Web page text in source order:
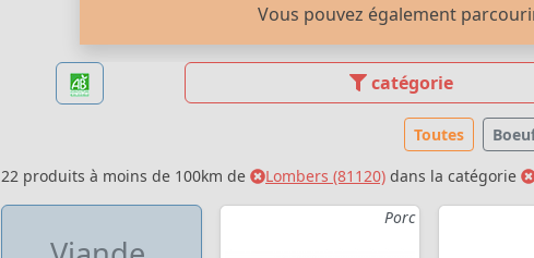
Vous pouvez également
catégorie
Toutes
22 produits à moins de 100km de
Lombers (81120) dans la catégorie
Porc